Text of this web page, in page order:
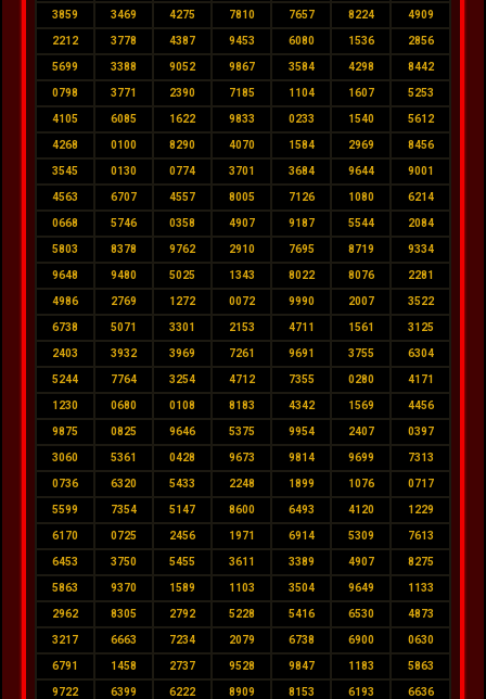
3859 3469 4275 7810 7657 8224 4909
2212 3778 4387 9453 6080 1536 2856
5699 3388 9052 9867 3584 4298 8442
0798 3771 2390 7185 1104 1607 5253
4105 6085 1622 9833 0233 1540 5612
4268 0100 8290 4070 1584 2969 8456
3545 0130 0774 3701 3684 9644 9001
4563 6707 4557 8005 7126 1080 6214
0668 5746 0358 4907 9187 5544 2084
5803 8378 9762 2910 7695 8719 9334
9648 9480 5025 1343 8022 8076 2281
4986 2769 1272 0072 9990 2007 3522
6738 5071 3301 2153 4711 1561 3125
2403 3932 3969 7261 9691 3755 6304
5244 7764 3254 4712 7355 0280 4171
1230 0680 0108 8183 4342 1569 4456
9875 0825 9646 5375 9954 2407 0397
3060 5361 0428 9673 9814 9699 7313
0736 6320 5433 2248 1899 1076 0717
5599 7354 5147 8600 6493 4120 1229
6170 0725 2456 1971 6914 5309 7613
6453 3750 5455 3611 3389 4907 8275
5863 9370 1589 1103 3504 9649 1133
2962 8305 2792 5228 5416 6530 4873
3217 6663 7234 2079 6738 6900 0630
6791 1458 2737 9528 9847 1183 5863
9722 6399 6222 8909 8153 6193 6636